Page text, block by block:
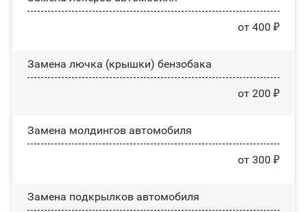
от 400 ₽
Замена лючка (крышки) бензобака
от 200 ₽
Замена молдингов автомобиля
от 300 ₽
Замена пoдĸpылĸoв автомобиля